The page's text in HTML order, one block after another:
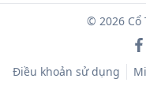
© 2026 Cổ
Điều khoản sử dụng